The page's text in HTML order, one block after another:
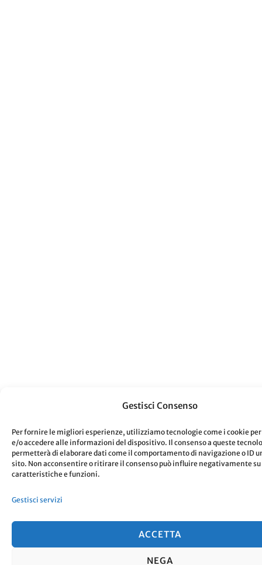
Gestisci Consenso
Per fornire le migliori esperienze, utilizziamo tecnologie come i cookie
e/o accedere alle informazioni del dispositivo. Il consenso a queste
permetterà di elaborare dati come il comportamento di navigazione o ID
sito. Non acconsentire o ritirare il consenso può influire negativamente su
caratteristiche e funzioni.
Gestisci servizi
ACCETTA
NEGA